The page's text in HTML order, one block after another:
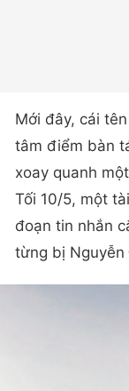
Mới đây, cái
tâm điểm bàn
xoay quanh
Tối 10/5, một
đoạn tin nhắn
từng bị Nguyễn